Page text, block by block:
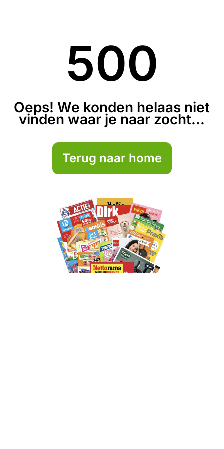
500
Oeps! We konden helaas niet
vinden waar je naar zocht...
Terug naar home